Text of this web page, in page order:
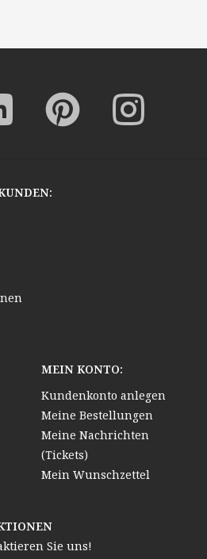
MEIN KONTO:
Kundenkonto anlegen
Meine Bestellungen
Meine Nachrichten
(Tickets)
Mein Wunschzettel
Sie uns!